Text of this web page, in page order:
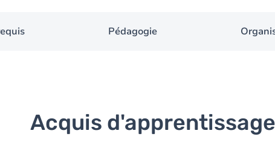
Pédagogie
Acquis d'apprentissage